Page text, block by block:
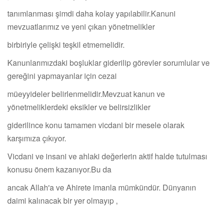
tanımlanması şimdi daha kolay yapılabilir.Kanuni
mevzuatlarımız ve yeni çıkan yönetmelikler
birbiriyle çelişki teşkil etmemelidir.
Kanunlarımızdaki boşluklar giderilip görevler sorumlular ve
gereğini yapmayanlar için cezai
müeyyideler belirlenmelidir.Mevzuat kanun ve
yönetmeliklerdeki eksikler ve belirsizlikler
giderilince konu tamamen vicdani bir mesele olarak
karşımıza çıkıyor.
Vicdani ve insani ve ahlaki değerlerin aktif halde tutulması
konusu önem kazanıyor.Bu da
ancak Allah'a ve Ahirete imanla mümkündür. Dünyanın
daimi kalınacak bir yer olmayıp ,